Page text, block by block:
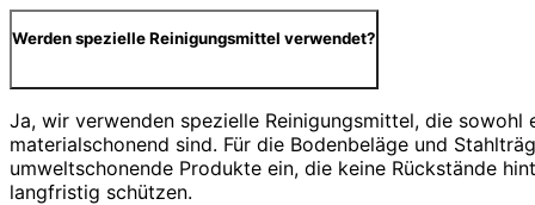
Werden spezielle Reinigungsmittel verwendet?
Ja, wir verwenden spezielle Reinigungsmittel, die sowohl
materialschonend sind. Für die Bodenbeläge und
umweltschonende Produkte ein, die keine Rückstände
langfristig schützen.